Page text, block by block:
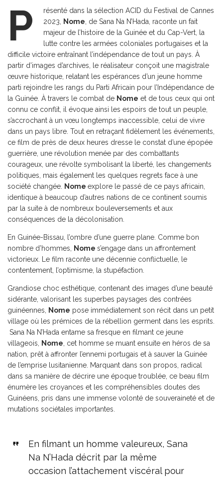
P
résenté dans la sélection ACID du Festival de Cannes
2023,
Nome , de Sana Na N’Hada, raconte un fait
majeur de l’histoire de la Guinée et du Cap-Vert, la
lutte contre les armées coloniales portugaises et la
difficile victoire entraînant l’indépendance de tout un pays. À
partir d’images d’archives, le réalisateur conçoit une magistrale
œuvre historique, relatant les espérances d’un jeune homme
parti rejoindre les rangs du Parti Africain pour l’Indépendance de
la Guinée. À travers le combat de Nome et de tous ceux qui ont
connu ce conflit, il évoque ainsi les espoirs de tout un peuple,
s’accrochant à un vœu longtemps inaccessible, celui de vivre
dans un pays libre. Tout en retraçant fidèlement les événements,
ce film de près de deux heures dresse le constat d’une épopée
guerrière, une révolution menée par des combattants
courageux, une révolte symbolisant la liberté, les changements
politiques, mais également les quelques regrets face à une
société changée. Nome explore le passé de ce pays africain,
identique à beaucoup d’autres nations de ce continent soumis
par la suite à de nombreux bouleversements et aux
conséquences de la décolonisation.
En Guinée-Bissau, l’ombre d’une guerre plane. Comme bon
nombre d’hommes,
Nome s’engage dans un affrontement
victorieux. Le film raconte une décennie conflictuelle, le
contentement, l’optimisme, la stupéfaction.
Grandiose choc esthétique, contenant des images d’une beauté
sidérante, valorisant les superbes paysages des contrées
guinéennes,
Nome pose immédiatement son récit dans un petit
village où les prémices de la rébellion germent dans les esprits.
Sana Na N’Hada entame sa fresque en filmant ce jeune
villageois,
Nome , cet homme se muant ensuite en héros de sa
nation, prêt à affronter l’ennemi portugais et à sauver la Guinée
de l’emprise lusitanienne. Marquant dans son propos, radical
dans sa manière de décrire une époque troublée, ce beau film
énumère les croyances et les compréhensibles doutes des
Guinéens, pris dans une immense volonté de souveraineté et de
mutations sociétales importantes.
En filmant un homme valeureux, Sana
Na N’Hada décrit par la même
occasion l’attachement viscéral pour